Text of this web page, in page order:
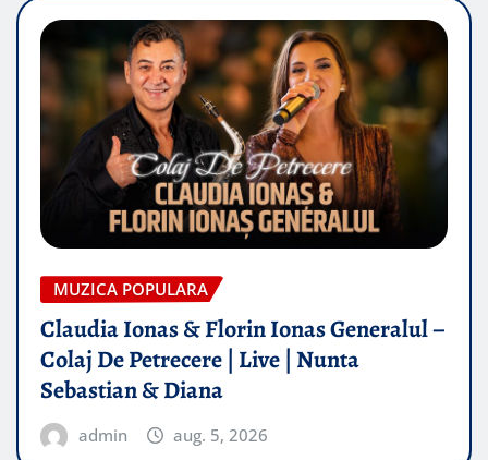
MUZICA POPULARA
Claudia Ionas & Florin Ionas Generalul –
Colaj De Petrecere | Live | Nunta
Sebastian & Diana
admin aug. 5, 2026